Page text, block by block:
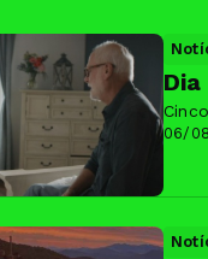
06/